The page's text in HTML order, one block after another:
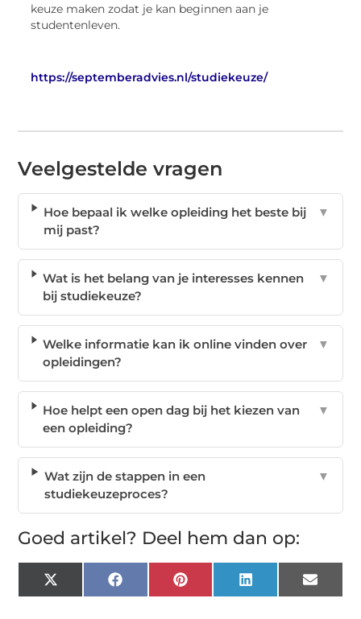
keuze maken zodat je kan beginnen aan je
studentenleven.
https://septemberadvies.nl/studiekeuze/
Veelgestelde vragen
Hoe bepaal ik welke opleiding het beste bij
mij past?
▼
Wat is het belang van je interesses kennen
bij studiekeuze?
▼
Welke informatie kan ik online vinden over
opleidingen?
▼
Hoe helpt een open dag bij het kiezen van
een opleiding?
▼
Wat zijn de stappen in een
studiekeuzeproces?
▼
Goed artikel? Deel hem dan op:
X
(Twitter)
FacebookPinterest LinkedIn Email